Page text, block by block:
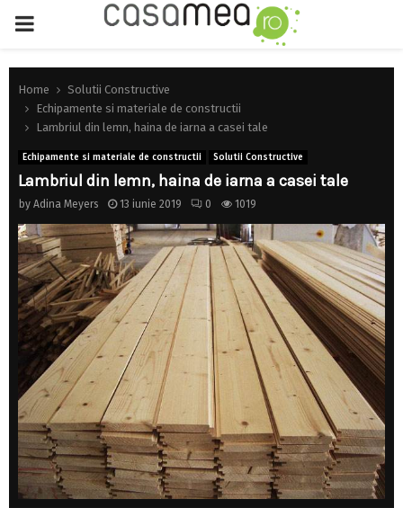
PRIMARY
MENU
Home
Solutii Constructive
Echipamente si materiale de constructii
Lambriul din lemn, haina de iarna a casei tale
Echipamente si materiale de constructii Solutii Constructive
Lambriul din lemn, haina de iarna a casei tale
by Adina Meyers 13 iunie 2019 0 1019